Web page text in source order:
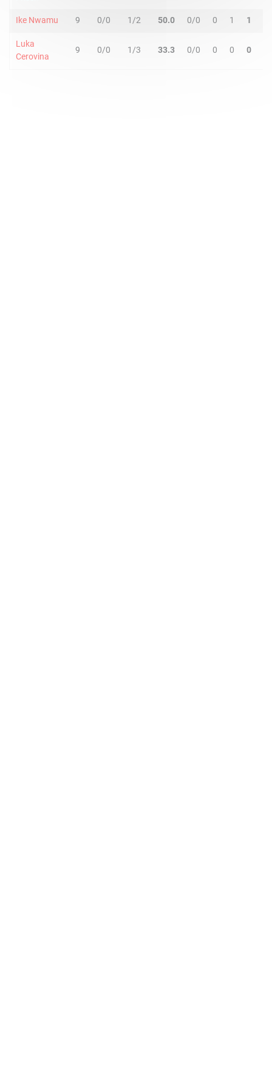
Ike Nwamu 9 0/0 1/2 50.0 0/0 0 1 1
Luka
Cerovina
9 0/0 1/3 33.3 0/0 0 0 0